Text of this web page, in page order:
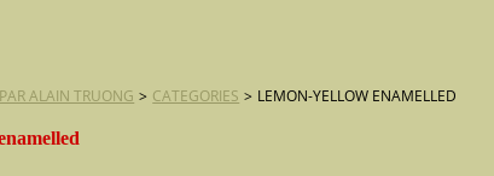
ALAIN TRUONG > CATEGORIES > LEMON-YELLOW ENAMELLED